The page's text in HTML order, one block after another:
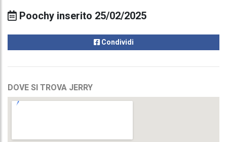
Poochy inserito 25/02/2025
Condividi
DOVE SI TROVA JERRY